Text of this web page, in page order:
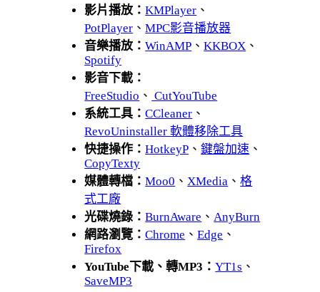
影片播放：KMPlayer 、
PotPlayer 、MPC影音播放器
音樂播放：WinAMP 、KKBOX 、
Spotify
影音下載：
FreeStudio 、 CutYouTube
系統工具：CCleaner 、
RevoUninstaller 軟體移除工具
快捷操作：HotkeyP 、鍵盤加速 、
CopyTexty
媒體轉檔：Moo0 、 XMedia 、格
式工廠
光碟燒錄：BurnAware 、 AnyBurn
網路瀏覽：Chrome 、Edge 、
Firefox
YouTube下載、轉MP3：YT1s 、
SaveMP3